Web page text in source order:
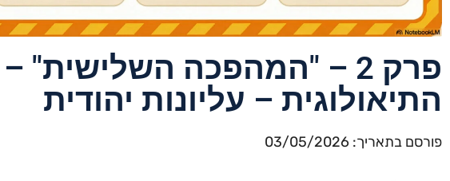
פרק 2 – "המהפכה
התיאולוגית – עליונות יהודית
פורסם בתאריך: 03/05/2026